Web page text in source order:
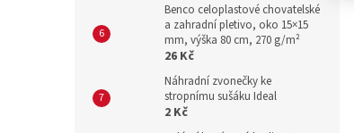
Benco celoplastové chovatelské
a zahradní pletivo, oko 15×15
mm, výška 80 cm, 270 g/m²
26 Kč
Náhradní zvonečky ke
stropnímu sušáku Ideal
2 Kč